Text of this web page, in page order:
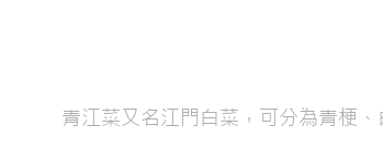
青江菜又名江門白菜，可分為青梗